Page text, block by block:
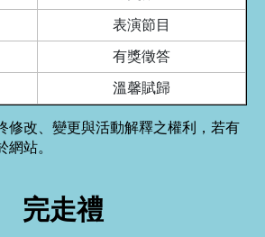
表演節目
有獎徵答
溫馨賦歸
修改、變更與活動解釋之權利，若有
網站。
完走禮